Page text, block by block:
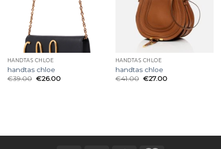
HANDTAS CHLOE
handtas chloe
€39.00 €26.00
HANDTAS CHLOE
handtas chloe
€41.00 €27.00